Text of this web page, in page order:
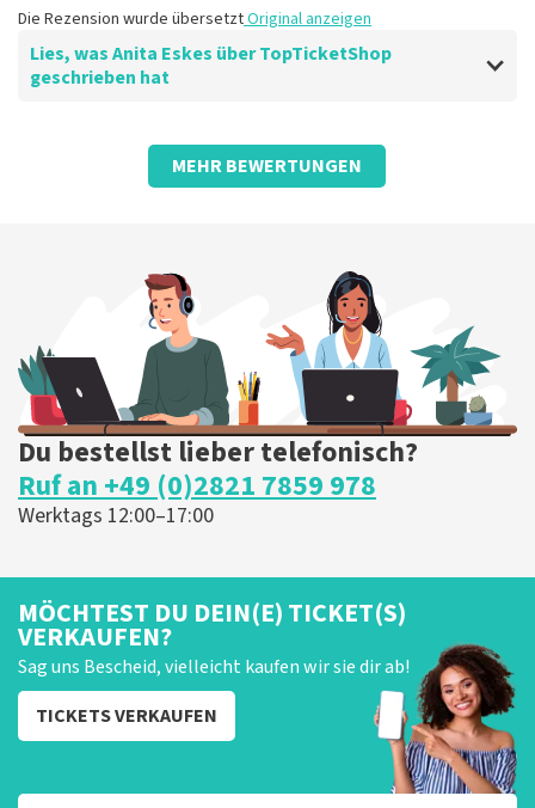
Die Rezension wurde übersetztOriginal anzeigen
Lies, was Anita Eskes über TopTicketShop
geschrieben hat
Bewertung von Anita Eskes überTopTicketShop
Leicht angeordnet
MEHR BEWERTUNGEN
Du bestellst lieber telefonisch?
Ruf an +49 (0)2821 7859 978
Werktags 12:00–17:00
MÖCHTEST DU DEIN(E) TICKET(S)
VERKAUFEN?
Sag uns Bescheid, vielleicht kaufen wir sie dir ab!
TICKETS VERKAUFEN